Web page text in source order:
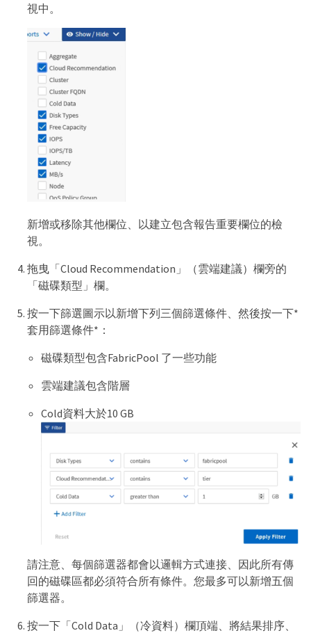
視中。
新增或移除其他欄位、以建立包含報告重要欄位的檢
視。
拖曳「Cloud Recommendation」（雲端建議）欄旁的
「磁碟類型」欄。
按一下篩選圖示以新增下列三個篩選條件、然後按一下*
套用篩選條件*：
磁碟類型包含FabricPool 了一些功能
雲端建議包含階層
Cold資料大於10 GB
請注意、每個篩選器都會以邏輯方式連接、因此所有傳
回的磁碟區都必須符合所有條件。您最多可以新增五個
篩選器。
按一下「Cold Data」（冷資料）欄頂端、將結果排序、